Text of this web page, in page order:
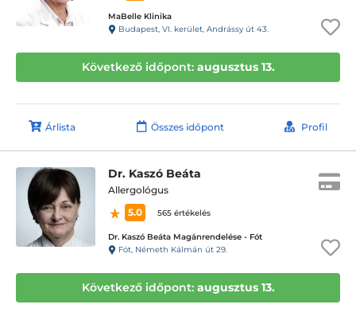
MaBelle Klinika
Budapest, VI. kerület, Andrássy út 43.
Következő időpont: augusztus 13.
Árlista Összes időpont Profil
Dr. Kaszó Beáta
Allergológus
5.0
565 értékelés
Dr. Kaszó Beáta Magánrendelése - Fót
Fót, Németh Kálmán út 29.
Következő időpont: augusztus 13.